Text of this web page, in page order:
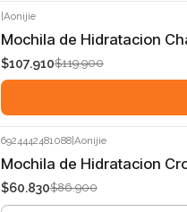
-10%
|Aonijie
Mochila de Hidratacion
$107.910$119.900
-30%
6924442481088| Aonijie
Mochila de Hidratacion
$60.830$86.900